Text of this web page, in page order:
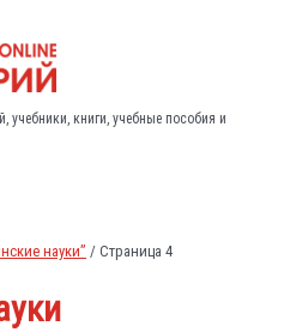
книги, учебные пособия и
науки” / Страница 4